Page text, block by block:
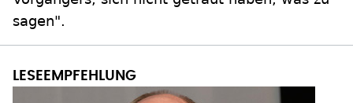
sagen".